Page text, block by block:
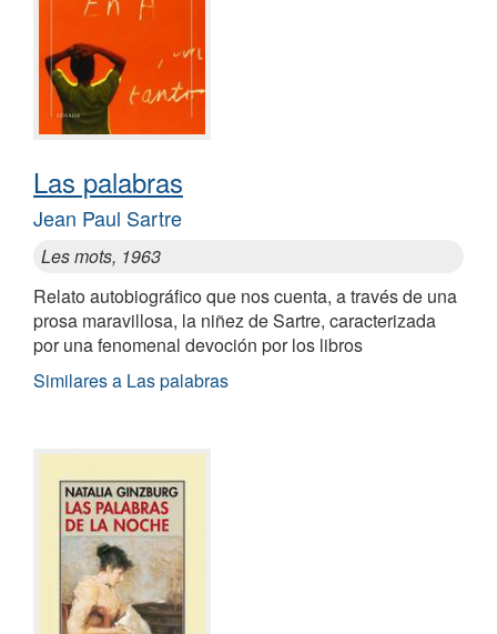
Las palabras
Jean Paul Sartre
Les mots, 1963
Relato autobiográfico que nos cuenta, a través de una
prosa maravillosa, la niñez de Sartre, caracterizada
por una fenomenal devoción por los libros
Similares a Las palabras